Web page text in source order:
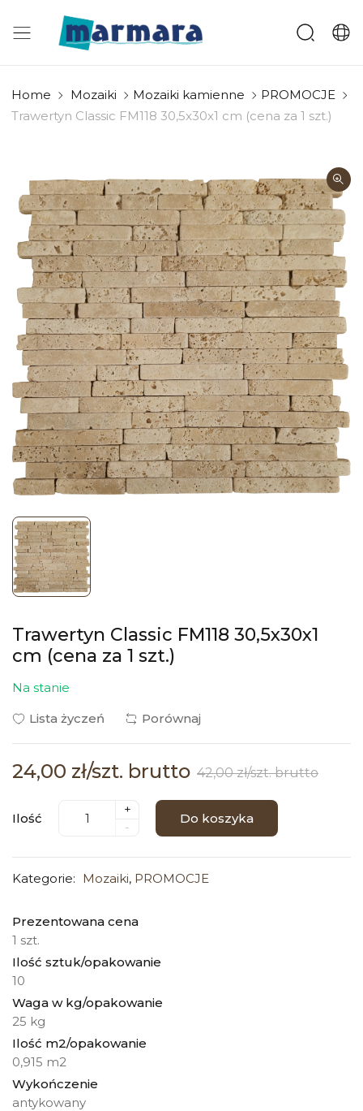
Home Mozaiki Mozaiki kamienne
PROMOCJE
Trawertyn Classic FM118 30,5x30x1 cm (cena za 1 szt.)
Trawertyn Classic FM118 30,5x30x1
cm (cena za 1 szt.)
Na stanie
Lista życzeń
Porównaj
24,00 zł/szt. brutto 42,00 zł/szt. brutto
Ilość
+
-
Do koszyka
Kategorie: Mozaiki, PROMOCJE
Prezentowana cena
1 szt.
Ilość sztuk/opakowanie
10
Waga w kg/opakowanie
25 kg
Ilość m2/opakowanie
0,915 m2
Wykończenie
antykowany